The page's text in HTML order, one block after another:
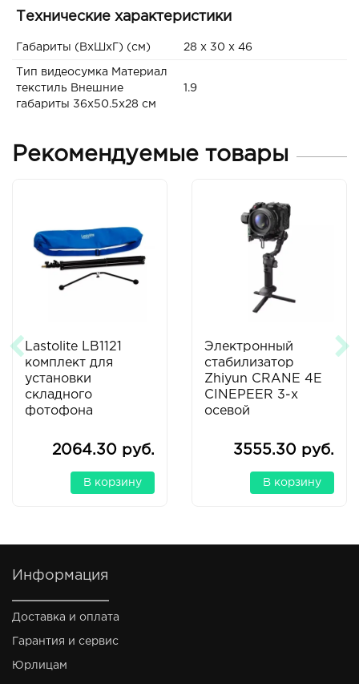
Технические характеристики
Габариты (ВxШxГ) (см) 28 x 30 x 46
Тип видеосумка Материал
текстиль Внешние
габариты 36х50.5х28 см
1.9
Рекомендуемые товары
Lastolite LB1121
комплект для
установки
складного
фотофона
2064.30 руб.
В корзину
Электронный
стабилизатор
Zhiyun CRANE 4E
CINEPEER 3-х
осевой
3555.30 руб.
В корзину
Информация
Доставка и оплата
Гарантия и сервис
Юрлицам